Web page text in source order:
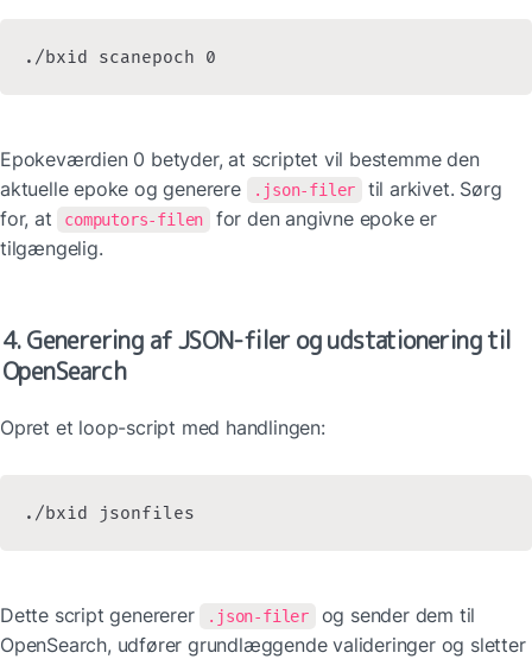
./bxid scanepoch 0
Epokeværdien 0 betyder, at scriptet vil bestemme den
aktuelle epoke og generere
.json-filer
til arkivet. Sørg
for, at
computors-filen
for den angivne epoke er
tilgængelig.
4. Generering af JSON-filer og udstationering til
OpenSearch
Opret et loop-script med handlingen:
./bxid jsonfiles
Dette script genererer .json-filer
og sender dem til
OpenSearch, udfører grundlæggende valideringer og sletter